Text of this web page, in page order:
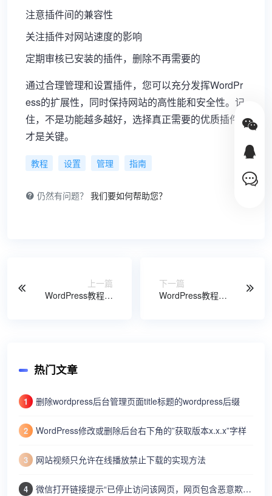
注意插件间的兼容性
关注插件对网站速度的影响
定期审核已安装的插件，删除不再需要的
通过合理管理和设置插件，您可以充分发挥WordPr
ess的扩展性，同时保持网站的高性能和安全性。记
住，不是功能越多越好，选择真正需要的优质插件
才是关键。
教程 设置 管理 指南
仍然有问题？ 我们要如何帮助您？
上一篇
WordPress教程：
下一篇
WordPress教程：
热门文章
1 删除wordpress后台管理页面title标题的wordpress后缀
2 WordPress修改或删除后台右下角的”获取版本x.x.x”字样
3 网站视频只允许在线播放禁止下载的实现方法
4 微信打开链接提示“已停止访问该网页，网页包含恶意欺诈内容…”